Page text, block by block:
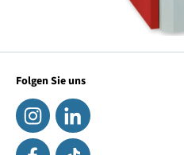
Folgen Sie uns